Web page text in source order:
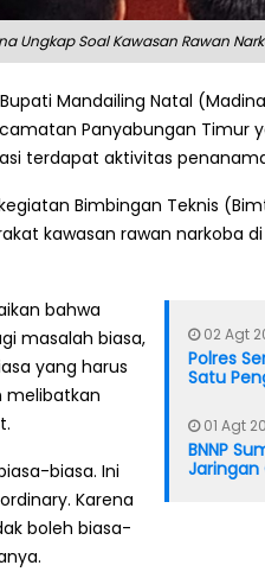
Ungkap Soal Kawasan Rawan
Mandailing Natal
Panyabungan Timur
terdapat aktivitas
Bimbingan Teknis
kawasan rawan narkoba
02 Agt
Polres
Satu
01 Agt
BNNP
Jaringan
bahwa
masalah biasa,
yang harus
melibatkan
biasa. Ini
Karena
boleh biasa-